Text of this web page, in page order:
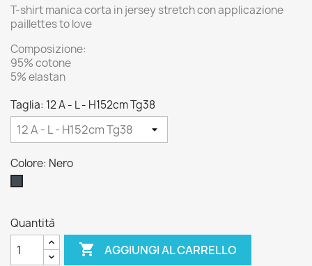
T-shirt manica corta in jersey stretch con applicazione
paillettes to love
Composizione:
95% cotone
5% elastan
Taglia: 12 A - L - H152cm Tg38
Colore: Nero
Quantità
 AGGIUNGI AL CARRELLO